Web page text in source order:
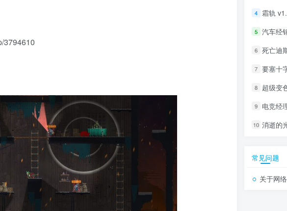
3794610
4 霜轨
5 汽车经销
6 死亡迪斯
7 要塞十字
8 超级变
9 电竞经
10 消逝的光
常见问题
关于网